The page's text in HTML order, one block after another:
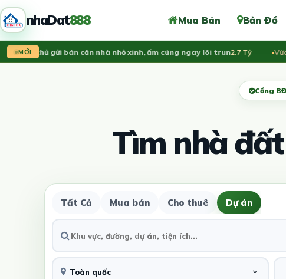
nhaDat888 Mua Bán Bản Đồ
MỚI
chủ gửi bán căn nhà nhỏ xinh, ấm cúng ngay lõi trun 2.7 Tỷ Vừa
Cổng
Tìm nhà đất
Tất Cả Mua bán Cho thuê Dự án
Toàn quốc